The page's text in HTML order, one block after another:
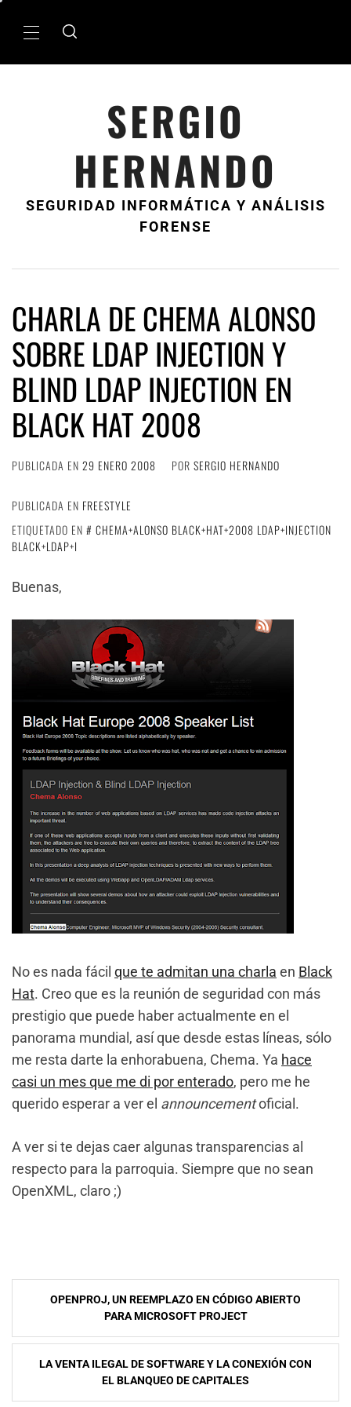
MenÃº
SERGIO
HERNANDO
SEGURIDAD INFORMÁTICA Y ANÁLISIS
FORENSE
CHARLA DE CHEMA ALONSO
SOBRE LDAP INJECTION Y
BLIND LDAP INJECTION EN
BLACK HAT 2008
PUBLICADA EN 29 ENERO 2008 POR SERGIO HERNANDO
PUBLICADA EN FREESTYLE
ETIQUETADO EN
CHEMA+ALONSO BLACK+HAT+2008 LDAP+INJECTION
BLACK+LDAP+I
Buenas,
No es nada fácil que te admitan una charla en Black
Hat. Creo que es la reunión de seguridad con más
prestigio que puede haber actualmente en el
panorama mundial, así que desde estas líneas, sólo
me resta darte la enhorabuena, Chema. Ya hace
casi un mes que me di por enterado, pero me he
querido esperar a ver el announcementoficial.
A ver si te dejas caer algunas transparencias al
respecto para la parroquia. Siempre que no sean
OpenXML, claro ;)
NavegaciÃ³n
entradas
OPENPROJ, UN REEMPLAZO EN CÓDIGO ABIERTO
PARA MICROSOFT PROJECT
LA VENTA ILEGAL DE SOFTWARE Y LA CONEXIÓN CON
EL BLANQUEO DE CAPITALES